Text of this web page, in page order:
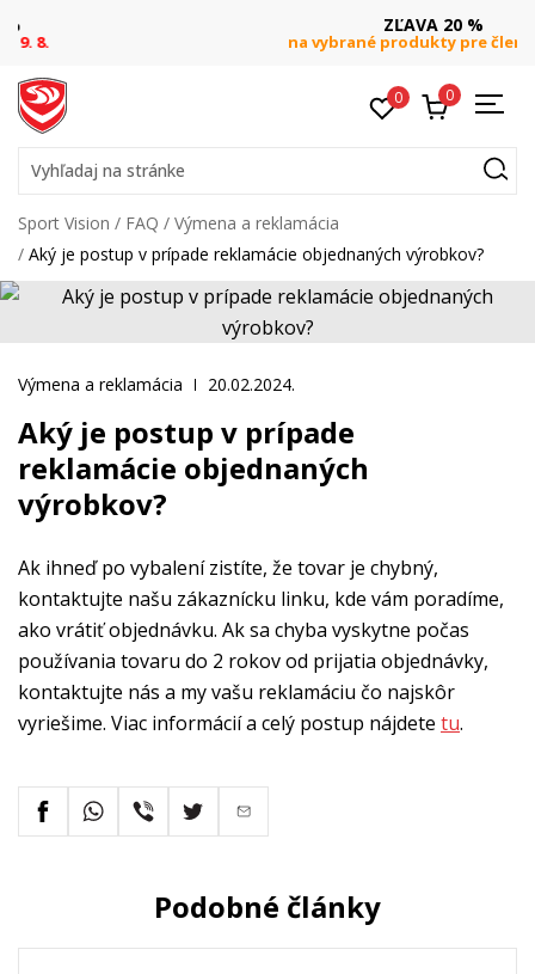
na vybrané produkty pre členov S&B
0 0
Vyhľadaj na stránke
Sport Vision FAQ
Výmena a reklamácia
Aký je postup v prípade reklamácie objednaných výrobkov?
Výmena a reklamácia 20.02.2024.
Aký je postup v prípade
reklamácie objednaných
výrobkov?
Ak ihneď po vybalení zistíte, že tovar je chybný,
kontaktujte našu zákaznícku linku, kde vám poradíme,
ako vrátiť objednávku. Ak sa chyba vyskytne počas
používania tovaru do 2 rokov od prijatia objednávky,
kontaktujte nás a my vašu reklamáciu čo najskôr
vyriešime. Viac informácií a celý postup nájdete tu.
Podobné články